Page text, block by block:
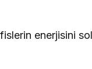
enerjisini